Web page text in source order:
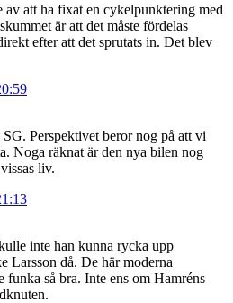
av att ha fixat en cykelpunktering med
är att det måste fördelas
efter att det sprutats in. Det blev
Perspektivet beror nog på att vi
Noga räknat är den nya bilen nog
liv.
inte han kunna rycka upp
Larsson då. De här moderna
funka så bra. Inte ens om Hamréns